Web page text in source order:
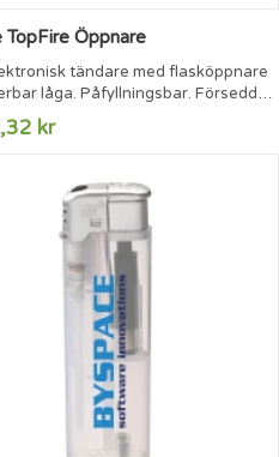
TopFire Öppnare
tändare med flasköppnare
låga. Påfyllningsbar. Försedd
TÜV-certifierade.
kr